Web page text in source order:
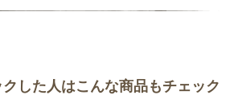
持っていない色で涼し気な素材だったの
スカーフが人生初だったので、勇気がいり
した人はこんな商品もチェック